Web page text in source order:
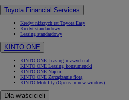
Toyota Financial Services
Kredyt niższych rat Toyota Easy
Kredyt standardowy
Leasing standardowy
KINTO ONE
KINTO ONE Leasing niższych rat
KINTO ONE Leasing konsumencki
KINTO ONE Najem
KINTO ONE Zarządzanie flotą
KINTO Mobility (Opens in new window)
Dla właścicieli